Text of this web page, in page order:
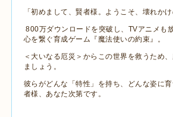
「初めまして、賢者様。ようこそ、壊れかけ
800万ダウンロードを突破し、 TVアニメも
心を繋ぐ育成ゲーム『魔法使いの約束』。
＜大いなる厄災＞からこの世界を救うため
ましょう。
彼らがどんな「特性」を持ち、どんな姿に
者様、あなた次第です。